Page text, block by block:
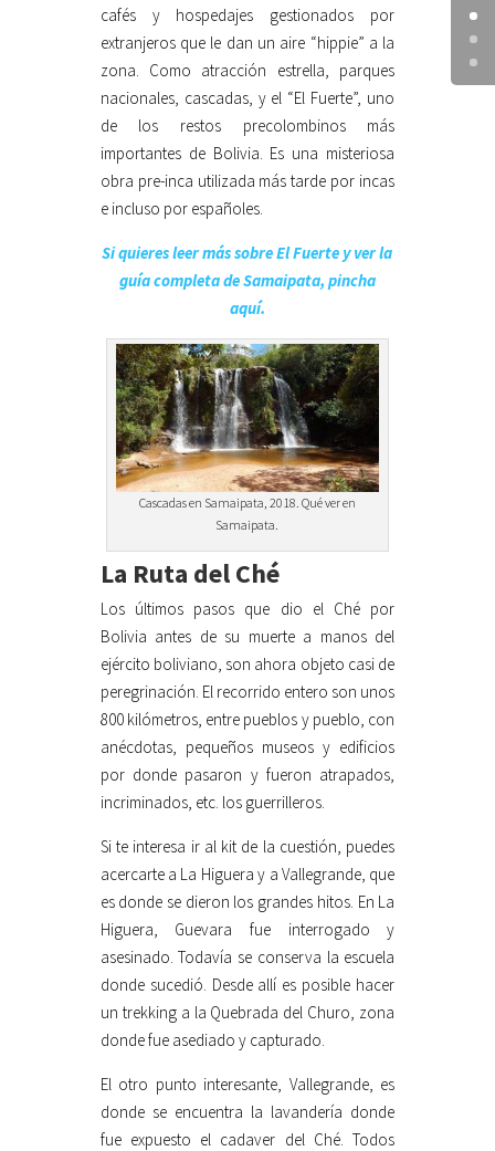
cafés y hospedajes gestionados por
extranjeros que le dan un aire “hippie” a la
zona. Como atracción estrella, parques
nacionales, cascadas, y el “El Fuerte”, uno
de los restos precolombinos más
importantes de Bolivia. Es una misteriosa
obra pre-inca utilizada más tarde por incas
e incluso por españoles.
Si quieres leer más sobre El Fuerte y ver la
guía completa de Samaipata, pincha
aquí.
Cascadas en Samaipata, 2018. Qué ver en
Samaipata.
La Ruta del Ché
Los últimos pasos que dio el Ché por
Bolivia antes de su muerte a manos del
ejército boliviano, son ahora objeto casi de
peregrinación. El recorrido entero son unos
800 kilómetros, entre pueblos y pueblo, con
anécdotas, pequeños museos y edificios
por donde pasaron y fueron atrapados,
incriminados, etc. los guerrilleros.
Si te interesa ir al kit de la cuestión, puedes
acercarte a La Higuera y a Vallegrande, que
es donde se dieron los grandes hitos. En La
Higuera, Guevara fue interrogado y
asesinado. Todavía se conserva la escuela
donde sucedió. Desde allí es posible hacer
un trekking a la Quebrada del Churo, zona
donde fue asediado y capturado.
El otro punto interesante, Vallegrande, es
donde se encuentra la lavandería donde
fue expuesto el cadaver del Ché. Todos